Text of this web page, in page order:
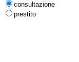
consultazione
prestito